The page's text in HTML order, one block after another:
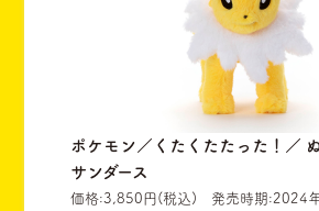
ポケモン／くたくたたった！／
サンダース
価格:3,850円(税込) 発売時期:2024